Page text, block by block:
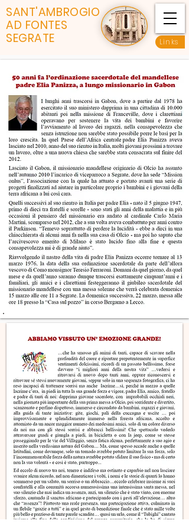
Links
SANT'AMBROGIO
AD FONTES
SEGRATE